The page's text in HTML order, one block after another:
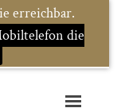
erreichbar.
die